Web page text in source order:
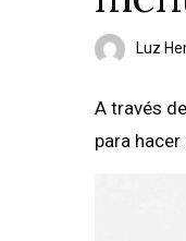
Luz
A través
para hacer